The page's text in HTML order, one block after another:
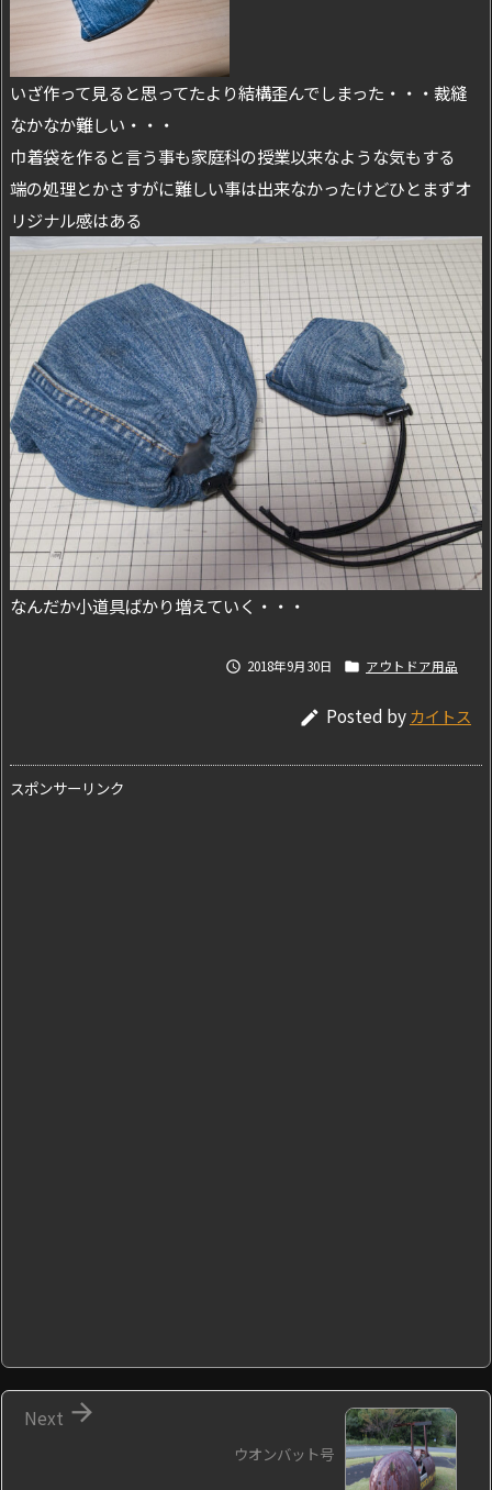
いざ作って見ると思ってたより結構歪んでしまった・・・裁縫
なかなか難しい・・・
巾着袋を作ると言う事も家庭科の授業以来なような気もする
端の処理とかさすがに難しい事は出来なかったけどひとまずオ
リジナル感はある
なんだか小道具ばかり増えていく・・・
 2018年9月30日  アウトドア用品
 Posted byカイトス
スポンサーリンク
ウオンバット号

Next